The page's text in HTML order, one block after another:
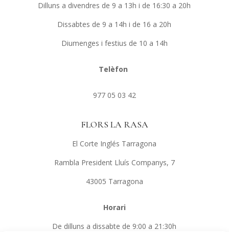
Dilluns a divendres de 9 a 13h i de 16:30 a 20h
Dissabtes de 9 a 14h i de 16 a 20h
Diumenges i festius de 10 a 14h
Telèfon
977 05 03 42
FLORS LA RASA
El Corte Inglés Tarragona
Rambla President Lluís Companys, 7
43005 Tarragona
Horari
De dilluns a dissabte de 9:00 a 21:30h